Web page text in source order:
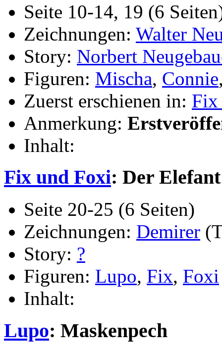
Seite 10-14, 19 (6
Zeichnungen: Walter
Story: Norbert
Figuren: Mischa, Connie
Zuerst erschienen in: Fix
Anmerkung:
Inhalt:
Fix und Foxi: Der Elefant
Seite 20-25 (6 Seiten)
Zeichnungen: Demirer
Story: ?
Figuren: Lupo, Fix, Foxi
Inhalt:
Lupo: Maskenpech